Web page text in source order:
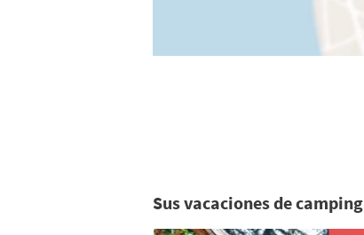
Sus vacaciones de camping